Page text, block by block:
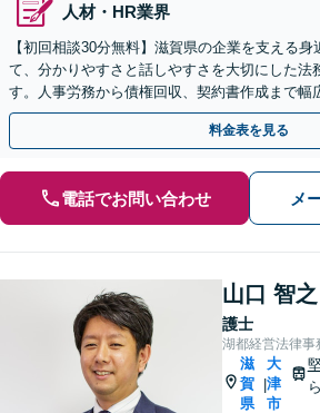
人材・HR業界
【初回相談30分無料】滋賀県の企業を支える身
て、分かりやすさと話しやすさを大切にした法
す。人事労務から債権回収、契約書作成まで幅
ト相談から顧問契約までお任せください【大津
料金表を見る
電話でお問い合わせ メ
山口 智之
護士
湖都経営法律事
滋
賀
県
|
大
津
市